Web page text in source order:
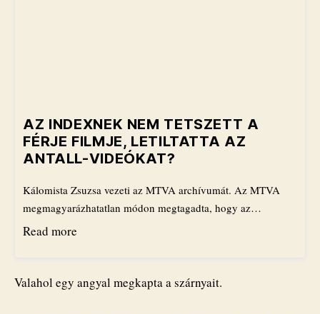
​AZ INDEXNEK NEM TETSZETT A
FÉRJE FILMJE, LETILTATTA AZ
ANTALL-VIDEÓKAT?
Kálomista Zsuzsa vezeti az MTVA archívumát. Az MTVA
megmagyarázhatatlan módon megtagadta, hogy az…
Read more
Valahol egy angyal megkapta a szárnyait.